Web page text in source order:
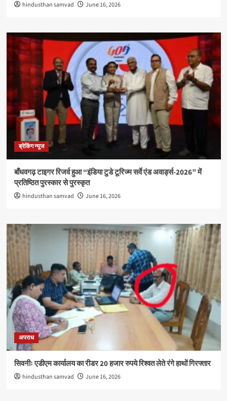
hindusthan samvad June 16, 2026
ब्रेकिंग न्यूज
बाँधवगढ़ टाइगर रिजर्व हुआ “इंडिया टुडे टूरिज्म सर्वे एंड अवार्ड्स-2026” में
प्रतिष्ठित पुरस्कार से पुरस्कृत
hindusthan samvad June 16, 2026
अपराध
सिवनीः एडीएम कार्यालय का रीडर 20 हजार रुपये रिश्वत लेते रंगे हाथों गिरफ्तार
hindusthan samvad June 16, 2026